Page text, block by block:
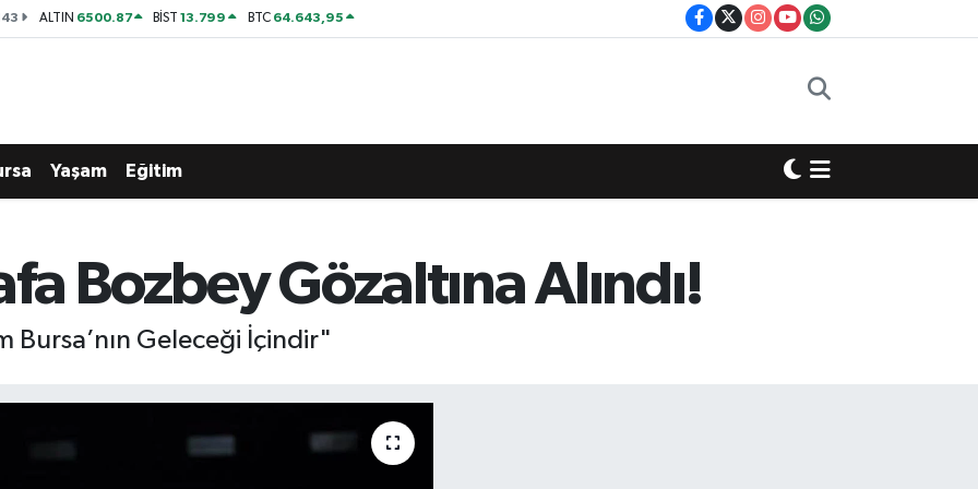
ALTIN 6500.87 BİST13.799 BTC 64.643,95
Yaşam Eğitim
Bozbey Gözaltına Alındı!
Geleceği İçindir"